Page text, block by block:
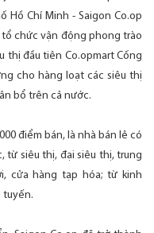
Hồ Chí Minh - Saigon Co.op
chức vận động phong trào
thị đầu tiên Co.opmart Cống
cho hàng loạt các siêu thị
bổ trên cả nước.
điểm bán, là nhà bán lẻ có
từ siêu thị, đại siêu thị, trung
cửa hàng tạp hóa; từ kinh
tuyến.